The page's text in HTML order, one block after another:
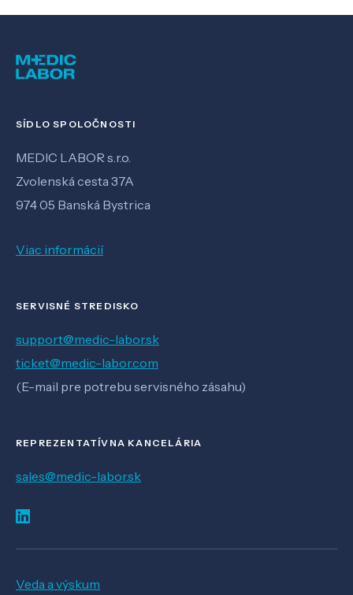
SÍDLO SPOLOČNOSTI
MEDIC LABOR s.r.o.
Zvolenská cesta 37A
974 05 Banská Bystrica
Viac informácií
SERVISNÉ STREDISKO
support@medic-labor.sk
ticket@medic-labor.com
(E-mail pre potrebu servisného zásahu)
REPREZENTATÍVNA KANCELÁRIA
sales@medic-labor.sk
Veda a výskum